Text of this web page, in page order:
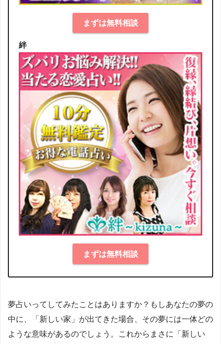
まずは無料相談
絆
まずは無料相談
夢占いってしてみたことはありますか？もしあなたの夢の
中に、「新しい家」が出てきた場合、その夢には一体どの
ような意味があるのでしょう。これからまさに「新しい